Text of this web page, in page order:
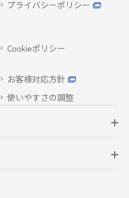
プライバシーポリシー
Cookieポリシー
お客様対応方針
使いやすさの調整